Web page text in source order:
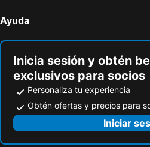
Sercotel Arenal Bilbao
Hospedium Hotel Sky Blu Loiu
Hotel Puerta de Bilbao
Ayuda
Inicia sesión y obtén
exclusivos para socios
Personaliza tu experiencia
Obtén ofertas y precios para
Iniciar